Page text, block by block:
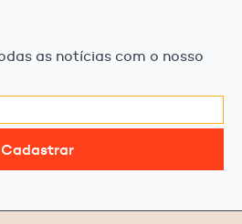
as notícias com o nosso
Cadastrar